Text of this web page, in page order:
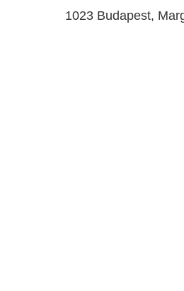
1023 Budapest,